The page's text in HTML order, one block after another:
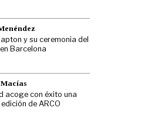
y su ceremonia del
Barcelona
acoge con éxito una
de ARCO